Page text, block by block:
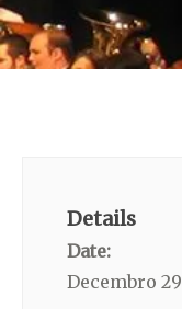
Details
Date:
Decembro 29